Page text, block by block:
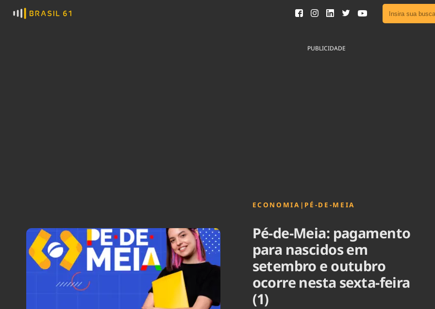
Ver
Brasil
PUBLICIDADE
ECONOMIA | PÉ-DE-MEIA
Pé-de-Meia: pagamento
para nascidos em
setembro e outubro
ocorre nesta sexta-feira
(1)